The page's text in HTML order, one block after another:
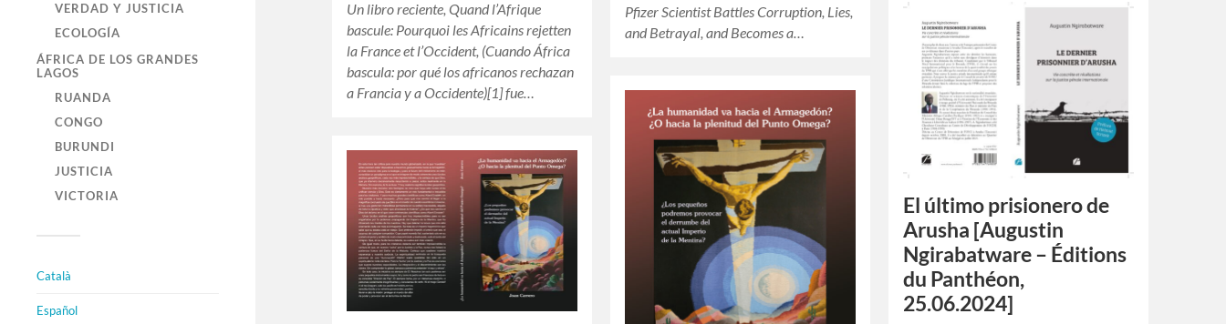
VERDAD Y JUSTICIA
ECOLOGÍA
ÁFRICA DE LOS GRANDES
LAGOS
RUANDA
CONGO
BURUNDI
JUSTICIA
VICTORIA
Català
Español
Un libro reciente, Quand l’Afrique
bascule: Pourquoi les Africains rejetten
la France et l’Occident, (Cuando África
bascula: por qué los africanos rechazan
a Francia y a Occidente)[1] fue…
Pfizer Scientist Battles Corruption, Lies,
and Betrayal, and Becomes a…
El último prisionero de
Arusha [Augustin
Ngirabatware – Éditions
du Panthéon,
25.06.2024]